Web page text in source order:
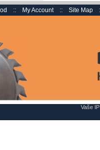
:: My Account :: Site Map
Vaše